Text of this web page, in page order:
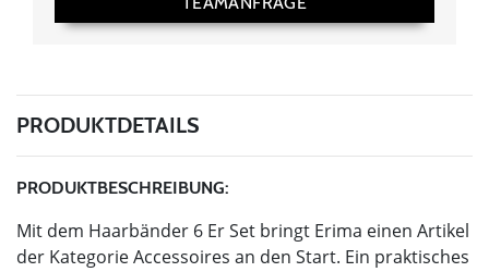
PRODUKTDETAILS
PRODUKTBESCHREIBUNG:
Mit dem Haarbänder 6 Er Set bringt Erima einen Artikel
der Kategorie Accessoires an den Start. Ein praktisches